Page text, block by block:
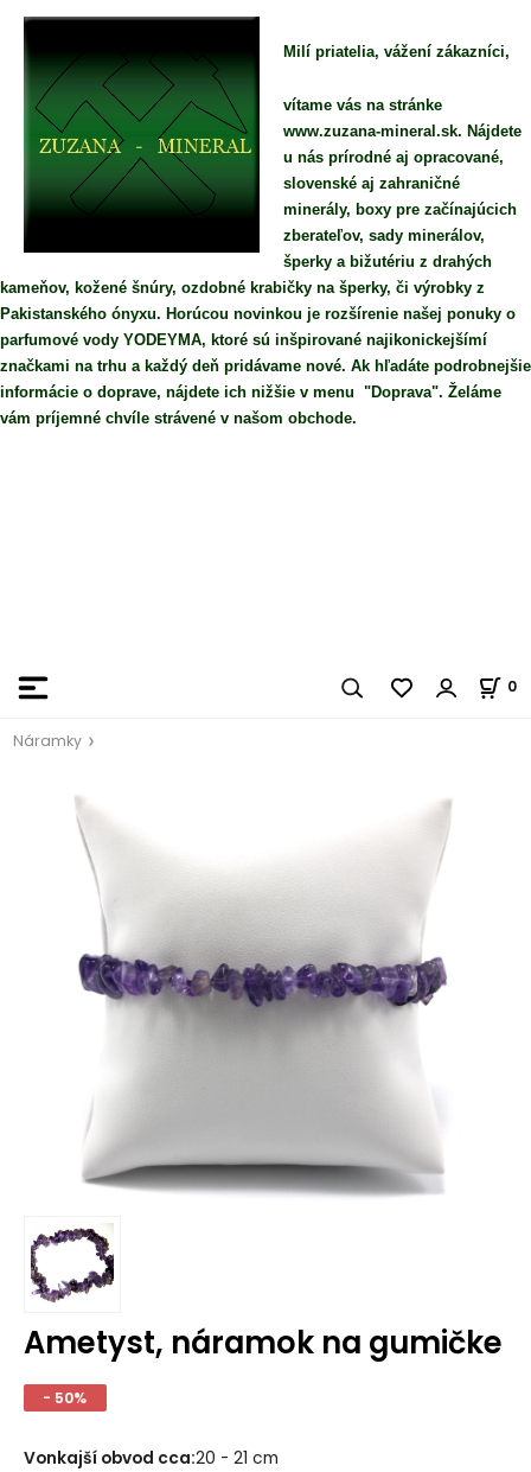
Milí priatelia, vážení zákazníci,
vítame vás na stránke
www.zuzana-mineral.sk. Nájdete
u nás prírodné aj opracované,
slovenské aj zahraničné
minerály, boxy pre začínajúcich
zberateľov, sady minerálov,
šperky a bižutériu z drahých
kameňov, kožené šnúry, ozdobné krabičky na šperky, či výrobky z
Pakistanského ónyxu. Horúcou novinkou je rozšírenie našej ponuky o
parfumové vody YODEYMA, ktoré sú inšpirované najikonickejšímí
značkami na trhu a každý deň pridávame nové. Ak hľadáte podrobnejšie
informácie o doprave, nájdete ich nižšie v menu "Doprava". Želáme
vám príjemné chvíle strávené v našom obchode.
0
Náramky
Ametyst, náramok na gumičke
- 50%
Vonkajší obvod cca:20 - 21 cm